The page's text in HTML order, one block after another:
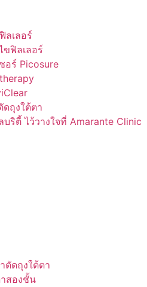
ลเลอร์
ขฟิลเลอร์
อร์ Picosure
ถุงใต้ตา
บริตี้ ไว้วางใจที่ Amarante Clinic
ตัดถุงใต้ตา
สองชั้น